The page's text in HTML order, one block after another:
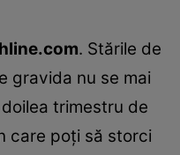
. Stările de
gravida nu se mai
trimestru de
care poți să storci